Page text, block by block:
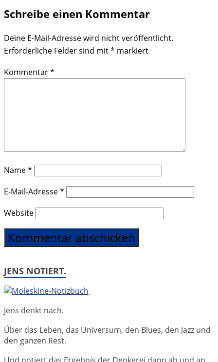
Schreibe einen Kommentar
Deine E-Mail-Adresse wird nicht veröffentlicht.
Erforderliche Felder sind mit* markiert
Kommentar*
Name*
E-Mail-Adresse*
Website
JENS NOTIERT.
Jens denkt nach.
Über das Leben, das Universum, den Blues, den Jazz und
den ganzen Rest.